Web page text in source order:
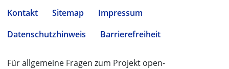
Kontakt Sitemap
Impressum
Datenschutzhinweis
Barrierefreiheit
Für allgemeine Fragen zum Projekt open-